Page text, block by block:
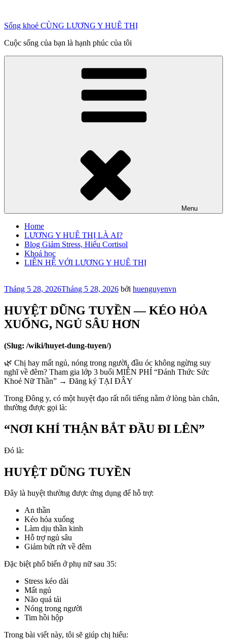
phần
dung
Sống khoẻ CÙNG LƯƠNG Y HUÊ THỊ
Cuộc sống của bạn là hạnh phúc của tôi
Menu
Home
LƯƠNG Y HUÊ THỊ LÀ AI?
Blog Giảm Stress, Hiểu Cortisol
Khoá học
LIÊN HỆ VỚI LƯƠNG Y HUÊ THỊ
Đăng
Tháng 5 28, 2026Tháng 5 28, 2026 bởi huenguyenvn
HUYỆT DŨNG TUYỀN — KÉO HỎA
XUỐNG, NGỦ SÂU HƠN
(Slug: /wiki/huyet-dung-tuyen/)
🌿 Chị hay mất ngủ, nóng trong người, đầu óc không ngừng suy
nghĩ về đêm? Tham gia lớp 3 buổi MIỄN PHÍ “Đánh Thức Sức
Khoẻ Nữ Thần” → Đăng ký TẠI ĐÂY
Trong Đông y, có một huyệt đạo rất nổi tiếng nằm ở lòng bàn chân,
thường được gọi là:
“NƠI KHÍ THẬN BẮT ĐẦU ĐI LÊN”
Đó là:
HUYỆT DŨNG TUYỀN
Đây là huyệt thường được ứng dụng để hỗ trợ:
An thần
Kéo hỏa xuống
Làm dịu thần kinh
Hỗ trợ ngủ sâu
Giảm bứt rứt về đêm
Đặc biệt phổ biến ở phụ nữ sau 35:
Stress kéo dài
Mất ngủ
Não quá tải
Nóng trong người
Tim hồi hộp
Trong bài viết này, tôi sẽ giúp chị hiểu: